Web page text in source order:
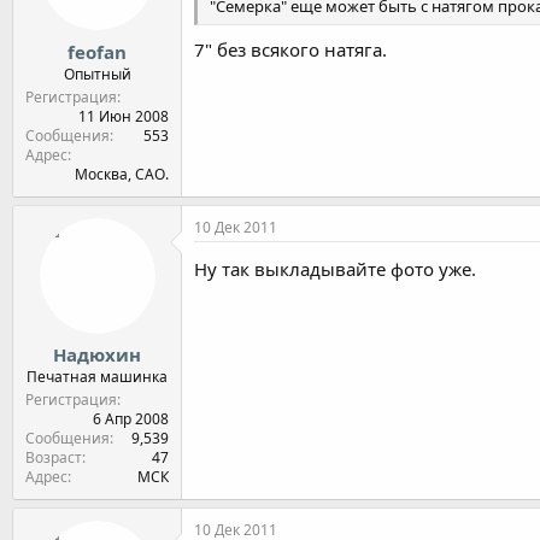
feofan
Опытный
Регистрация
11 Июн 2008
Сообщения
553
Адрес
Москва, САО.
"Семерка" еще может быть с натягом
7" без всякого натяга.
Надюхин
Печатная машинка
Регистрация
6 Апр 2008
Сообщения
9,539
Возраст
47
Адрес
МСК
10 Дек 2011
Ну так выкладывайте фото уже.
10 Дек 2011